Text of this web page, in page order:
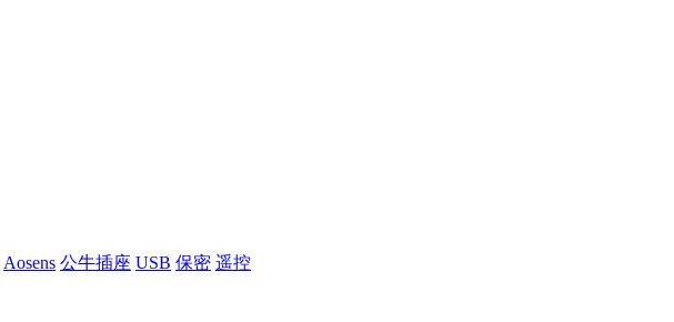
Aosens 公牛插座 USB 保密 遥控